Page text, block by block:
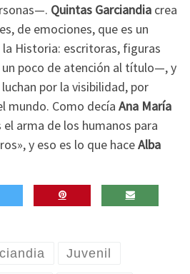
Quintas Garciandia crea
de emociones, que es un
Historia: escritoras, figuras
poco de atención al título—, y
por la visibilidad, por
mundo. Como decía Ana María
el arma de los humanos para
y eso es lo que haceAlba
Juvenil